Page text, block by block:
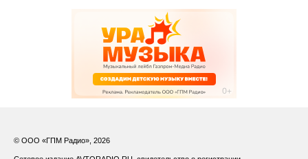
© ООО «ГПМ Радио», 2026